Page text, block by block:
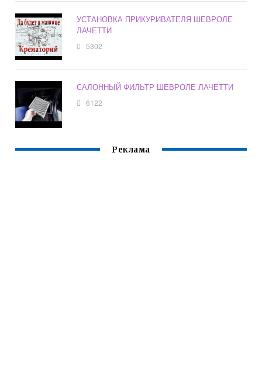
УСТАНОВКА ПРИКУРИВАТЕЛЯ ШЕВРОЛЕ
ЛАЧЕТТИ
5302
САЛОННЫЙ ФИЛЬТР ШЕВРОЛЕ ЛАЧЕТТИ
6122
Реклама